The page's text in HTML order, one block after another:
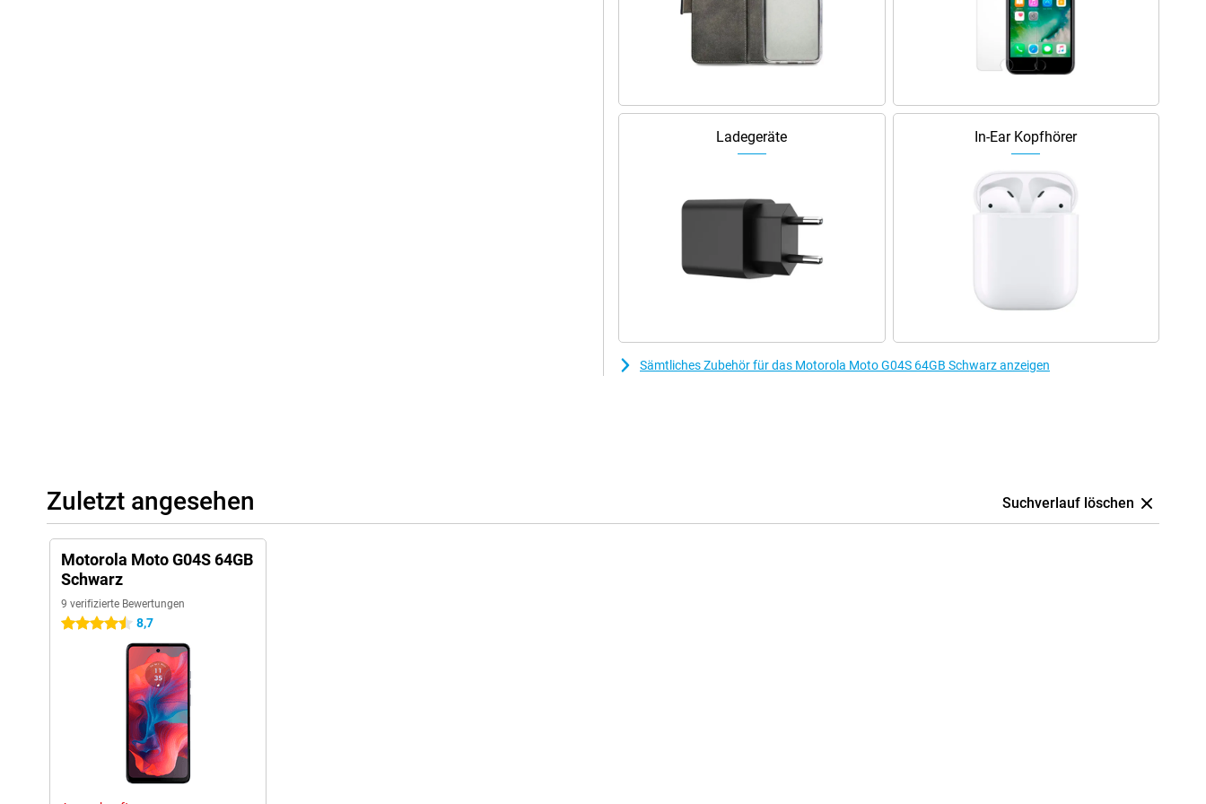
Ladegeräte In-Ear Kopfhörer
Sämtliches Zubehör für das Motorola Moto G04S 64GB Schwarz anzeigen
Zuletzt angesehen Suchverlauf löschen
Motorola Moto G04S 64GB
Schwarz
9 verifizierte Bewertungen
4.5 Sterne 8,7